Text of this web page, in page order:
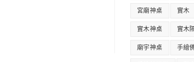
宮廟神桌 實木
實木神桌 實木
廟宇神桌 手繪